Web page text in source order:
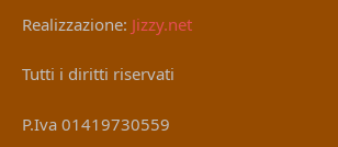
Realizzazione: Jizzy.net
Tutti i diritti riservati
P.Iva 01419730559